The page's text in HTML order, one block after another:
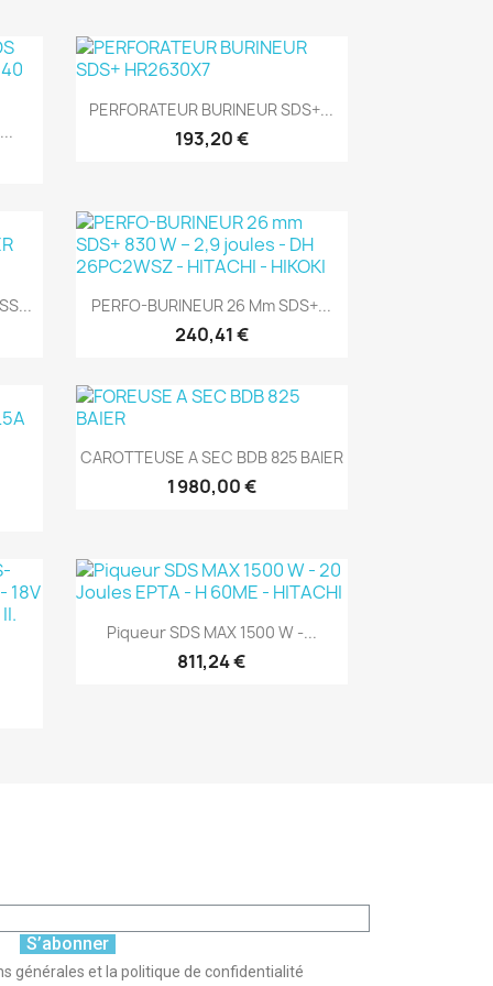
Aperçu rapide
PERFORATEUR BURINEUR SDS+...
193,20 €
 Aperçu rapide
PERFO-BURINEUR 26 Mm SDS+...
240,41 €
(1)
Aperçu rapide
CAROTTEUSE A SEC BDB 825 BAIER
1 980,00 €
Aperçu rapide
Piqueur SDS MAX 1500 W -...
811,24 €
(1)
S’abonner
générales et la politique de confidentialité